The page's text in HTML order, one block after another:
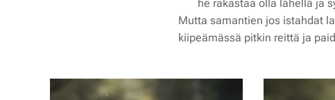
🫂 he rakastaa olla lähellä ja
Mutta samantien jos istahdat
kiipeämässä pitkin reittä ja